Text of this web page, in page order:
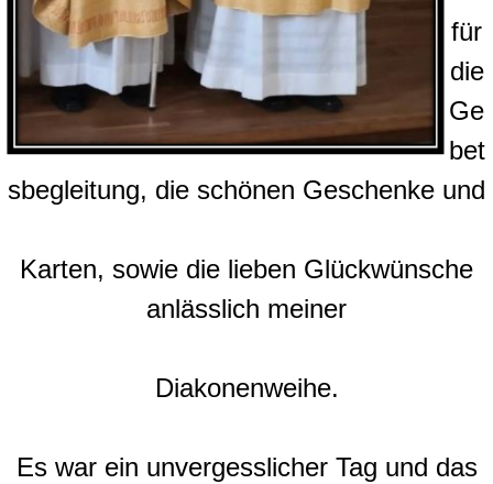
für
die
Ge
bet
sbegleitung, die schönen Geschenke und
Karten, sowie die lieben Glückwünsche
anlässlich meiner
Diakonenweihe.
Es war ein unvergesslicher Tag und das